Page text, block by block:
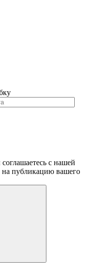
с нашей
на публикацию вашего